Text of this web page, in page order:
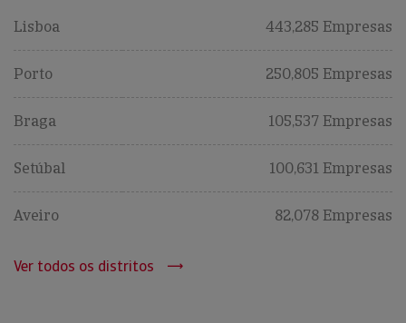
Lisboa 443,285 Empresas
Porto 250,805 Empresas
Braga 105,537 Empresas
Setúbal 100,631 Empresas
Aveiro 82,078 Empresas
Ver todos os distritos